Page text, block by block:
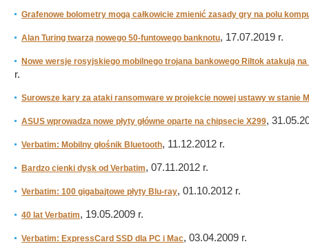
Grafenowe bolometry mogą całkowicie zmienić zasady gry na polu
Alan Turing twarzą nowego 50-funtowego banknotu, 17.07.2019 r.
Nowe wersje rosyjskiego mobilnego trojana bankowego Riltok atakują
r.
Surowsze kary za ataki ransomware w projekcie nowej ustawy w stanie
ASUS wprowadza nowe płyty główne oparte na chipsecie X299,
Verbatim: Mobilny głośnik Bluetooth, 11.12.2012 r.
Bardzo cienki dysk od Verbatim, 07.11.2012 r.
Verbatim: 100 gigabajtowe płyty Blu-ray, 01.10.2012 r.
40 lat Verbatim, 19.05.2009 r.
Verbatim: ExpressCard SSD dla PC i Mac, 03.04.2009 r.